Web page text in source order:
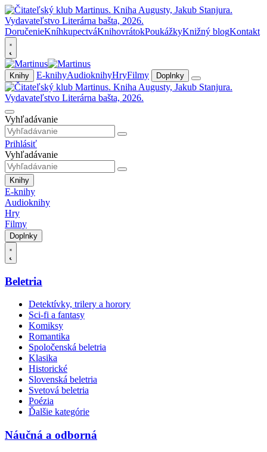
DoručenieKníhkupectváKnihovrátokPoukážkyKnižný blogKontakt
Knihy E-knihyAudioknihyHryFilmy Doplnky
Vyhľadávanie
Prihlásiť
Vyhľadávanie
Knihy
E-knihy
Audioknihy
Hry
Filmy
Doplnky
Beletria
Detektívky, trilery a horory
Sci-fi a fantasy
Komiksy
Romantika
Spoločenská beletria
Klasika
Historické
Slovenská beletria
Svetová beletria
Poézia
Ďalšie kategórie
Náučná a odborná